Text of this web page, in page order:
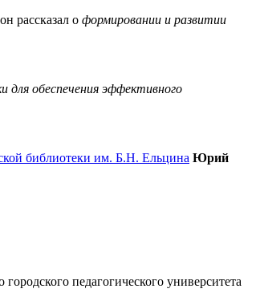
рассказал о формировании и развитии
для обеспечения эффективного
библиотеки им. Б.Н. Ельцина Юрий
педагогического университета